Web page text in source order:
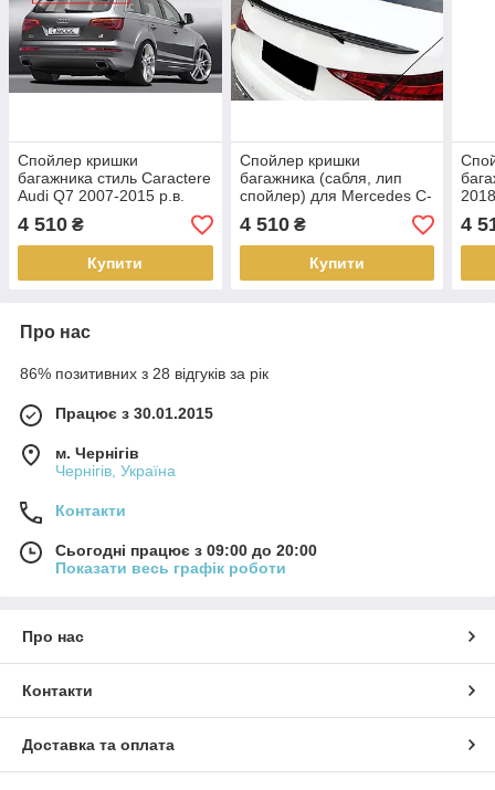
Спойлер кришки
багажника стиль Caractere
Audi Q7 2007-2015 р.в.
4 510 ₴
Купити
Спойлер кришки
багажника (сабля, лип
спойлер) для Mercedes C-
class W206 2022+ г.в.
стиль Brabus
4 510₴
Купити
4
Про нас
86% позитивних з 28 відгуків за рік
Працює з 30.01.2015
м. Чернігів
Чернігів, Україна
Контакти
Сьогодні працює з 09:00 до 20:00
Показати весь графік роботи
Про нас
Контакти
Доставка та оплата